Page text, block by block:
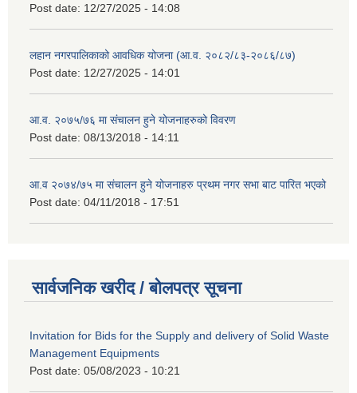
Post date: 12/27/2025 - 14:08
लहान नगरपालिकाको आवधिक योजना (आ.व. २०८२/८३-२०८६/८७)
Post date: 12/27/2025 - 14:01
आ.व. २०७५/७६ मा संचालन हुने योजनाहरुको विवरण
Post date: 08/13/2018 - 14:11
आ.व २०७४/७५ मा संचालन हुने योजनाहरु प्रथम नगर सभा बाट पारित भएको
Post date: 04/11/2018 - 17:51
सार्वजनिक खरीद / बोलपत्र सूचना
Invitation for Bids for the Supply and delivery of Solid Waste
Management Equipments
Post date: 05/08/2023 - 10:21